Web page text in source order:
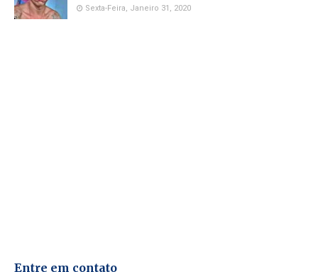
Sexta-Feira, Janeiro 31, 2020
Entre em contato